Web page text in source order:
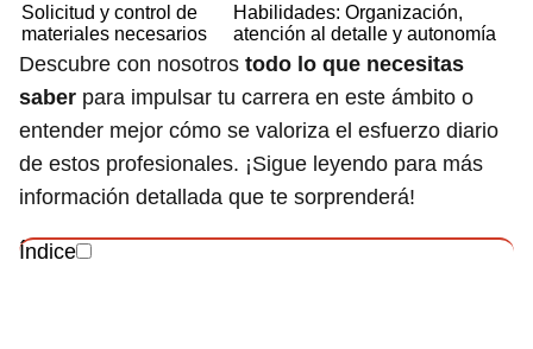
Solicitud y control de
materiales necesarios
Habilidades: Organización,
atención al detalle y autonomía
Descubre con nosotros todo lo que necesitas
saber para impulsar tu carrera en este ámbito o
entender mejor cómo se valoriza el esfuerzo diario
de estos profesionales. ¡Sigue leyendo para más
información detallada que te sorprenderá!
Índice